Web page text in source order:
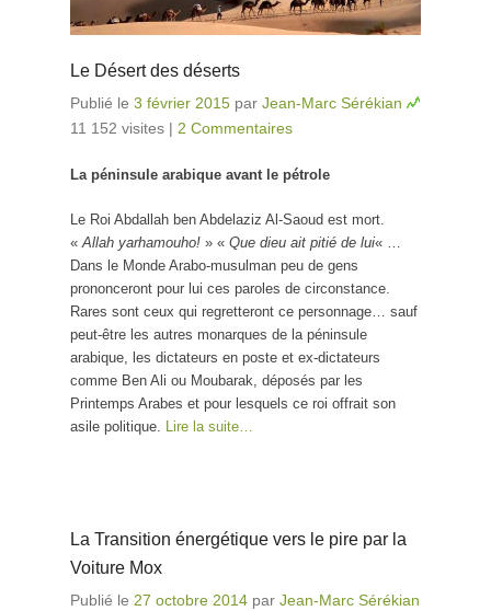
Le Désert des déserts
Publié le 3 février 2015 par Jean-Marc Sérékian
11 152 visites | 2 Commentaires
La péninsule arabique avant le pétrole
Le Roi Abdallah ben Abdelaziz Al-Saoud est mort.
«Allah yarhamouho! » « Que dieu ait pitié de lui« …
Dans le Monde Arabo-musulman peu de gens
prononceront pour lui ces paroles de circonstance.
Rares sont ceux qui regretteront ce personnage… sauf
peut-être les autres monarques de la péninsule
arabique, les dictateurs en poste et ex-dictateurs
comme Ben Ali ou Moubarak, déposés par les
Printemps Arabes et pour lesquels ce roi offrait son
asile politique. Lire la suite…
La Transition énergétique vers le pire par la
Voiture Mox
Publié le 27 octobre 2014 par Jean-Marc Sérékian